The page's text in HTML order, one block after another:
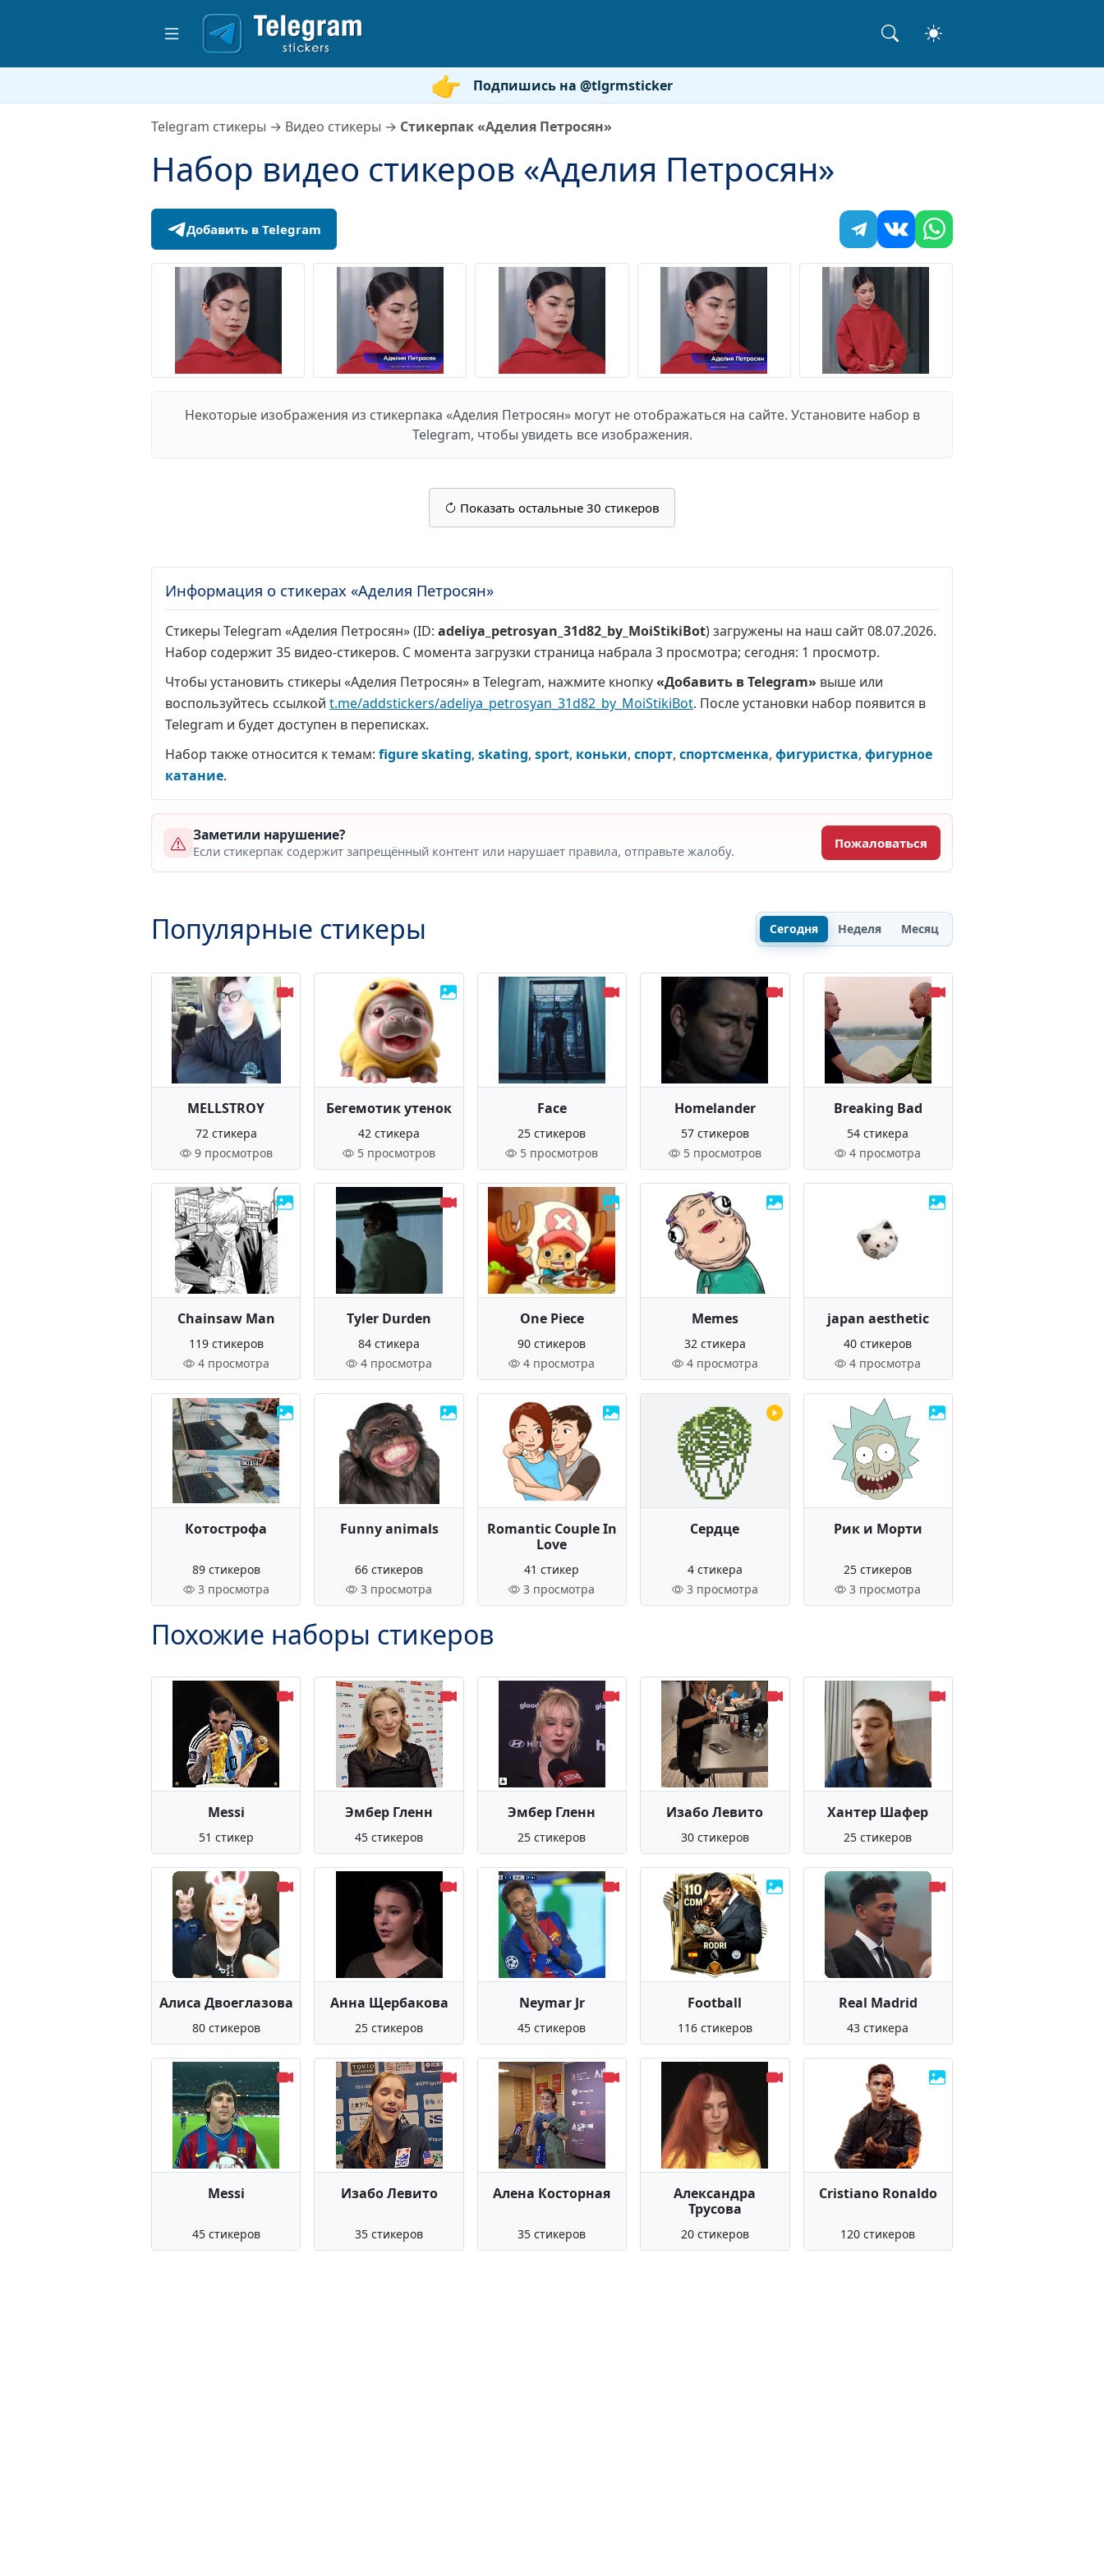
Подпишись на @tlgrmsticker
Telegram стикеры → Видео стикеры → Стикерпак «Аделия Петросян»
Набор видео стикеров «Аделия Петросян»
Добавить в Telegram
Некоторые изображения из стикерпака «Аделия Петросян» могут не отображаться на сайте. Установите набор в
Telegram, чтобы увидеть все изображения.
Показать остальные 30 стикеров
Информация о стикерах «Аделия Петросян»
Стикеры Telegram «Аделия Петросян» (ID: adeliya_petrosyan_31d82_by_MoiStikiBot) загружены на наш сайт 08.07.2026.
Набор содержит 35 видео-стикеров. С момента загрузки страница набрала 3 просмотра; сегодня: 1 просмотр.
Чтобы установить стикеры «Аделия Петросян» в Telegram, нажмите кнопку«Добавить в Telegram» выше или
воспользуйтесь ссылкой t.me/addstickers/adeliya_petrosyan_31d82_by_MoiStikiBot. После установки набор появится в
Telegram и будет доступен в переписках.
Набор также относится к темам: figure skating, skating, sport, коньки, спорт, спортсменка, фигуристка, фигурное
катание.
Заметили нарушение?
Если стикерпак содержит запрещённый контент или нарушает правила, отправьте жалобу. Пожаловаться
Популярные стикеры Сегодня Неделя Месяц
MELLSTROY
72 стикера
9 просмотров
Бегемотик утенок
42 стикера
5 просмотров
Face
25 стикеров
5 просмотров
Homelander
57 стикеров
5 просмотров
Breaking Bad
54 стикера
4 просмотра
Chainsaw Man
119 стикеров
4 просмотра
Tyler Durden
84 стикера
4 просмотра
One Piece
90 стикеров
4 просмотра
Memes
32 стикера
4 просмотра
japan aesthetic
40 стикеров
4 просмотра
Котострофа
89 стикеров
3 просмотра
Funny animals
66 стикеров
3 просмотра
Romantic Couple In
Love
41 стикер
3 просмотра
Сердце
4 стикера
3 просмотра
Рик и Морти
25 стикеров
3 просмотра
Похожие наборы стикеров
Messi
51 стикер
Эмбер Гленн
45 стикеров
Эмбер Гленн
25 стикеров
Изабо Левито
30 стикеров
Хантер Шафер
25 стикеров
Алиса Двоеглазова
80 стикеров
Анна Щербакова
25 стикеров
Neymar Jr
45 стикеров
Football
116 стикеров
Real Madrid
43 стикера
Messi
45 стикеров
Изабо Левито
35 стикеров
Алена Косторная
35 стикеров
Александра
Трусова
20 стикеров
Cristiano Ronaldo
120 стикеров